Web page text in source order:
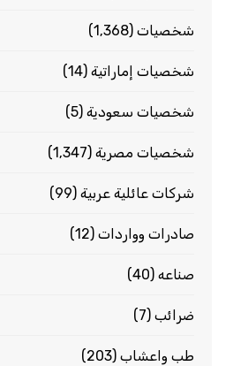
شخصيات(1٬368)
شخصيات إماراتية(14)
شخصيات سعودية(5)
شخصيات مصرية(1٬347)
شركات عائلية عربية(99)
صادرات وواردات(12)
صناعه(40)
ضرائب(7)
طب واعشاب(203)